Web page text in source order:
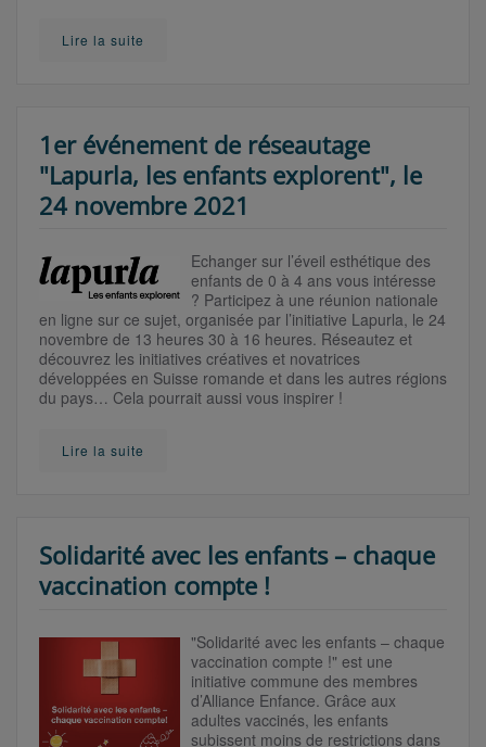
Lire la suite
1er événement de réseautage
"Lapurla, les enfants explorent", le
24 novembre 2021
Echanger sur l’éveil esthétique des
enfants de 0 à 4 ans vous intéresse
? Participez à une réunion nationale
en ligne sur ce sujet, organisée par l’initiative Lapurla, le 24
novembre de 13 heures 30 à 16 heures. Réseautez et
découvrez les initiatives créatives et novatrices
développées en Suisse romande et dans les autres régions
du pays… Cela pourrait aussi vous inspirer !
Lire la suite
Solidarité avec les enfants – chaque
vaccination compte !
"Solidarité avec les enfants – chaque
vaccination compte !" est une
initiative commune des membres
d’Alliance Enfance. Grâce aux
adultes vaccinés, les enfants
subissent moins de restrictions dans